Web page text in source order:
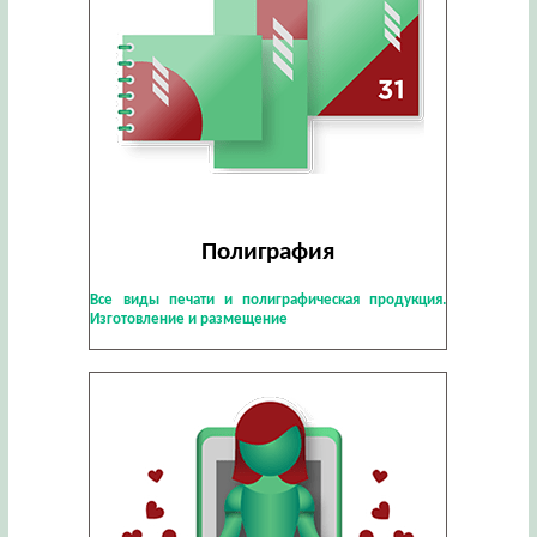
Полиграфия
Все виды печати и полиграфическая продукция.
Изготовление и размещение